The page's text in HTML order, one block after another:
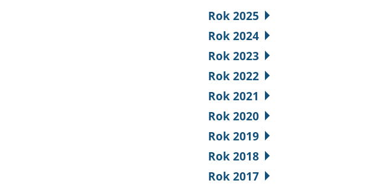
Rok 2025
Rok 2024
Rok 2023
Rok 2022
Rok 2021
Rok 2020
Rok 2019
Rok 2018
Rok 2017